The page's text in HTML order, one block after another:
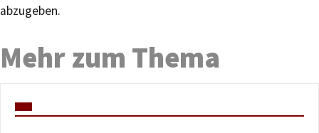
abzugeben.
Mehr zum Thema